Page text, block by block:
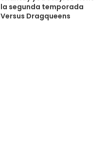
la segunda temporada
Versus Dragqueens